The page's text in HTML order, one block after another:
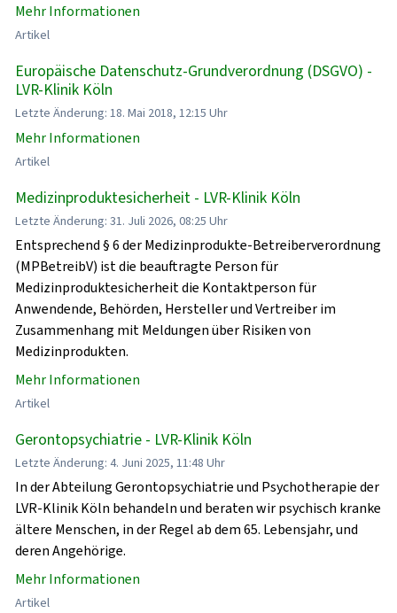
Mehr Informationen
Artikel
Europäische Datenschutz-Grundverordnung (DSGVO) -
LVR-Klinik Köln
Letzte Änderung: 18. Mai 2018, 12:15 Uhr
Mehr Informationen
Artikel
Medizinproduktesicherheit - LVR-Klinik Köln
Letzte Änderung: 31. Juli 2026, 08:25 Uhr
Entsprechend § 6 der Medizinprodukte-Betreiberverordnung
(MPBetreibV) ist die beauftragte Person für
Medizinproduktesicherheit die Kontaktperson für
Anwendende, Behörden, Hersteller und Vertreiber im
Zusammenhang mit Meldungen über Risiken von
Medizinprodukten.
Mehr Informationen
Artikel
Gerontopsychiatrie - LVR-Klinik Köln
Letzte Änderung: 4. Juni 2025, 11:48 Uhr
In der Abteilung Gerontopsychiatrie und Psychotherapie der
LVR-Klinik Köln behandeln und beraten wir psychisch kranke
ältere Menschen, in der Regel ab dem 65. Lebensjahr, und
deren Angehörige.
Mehr Informationen
Artikel